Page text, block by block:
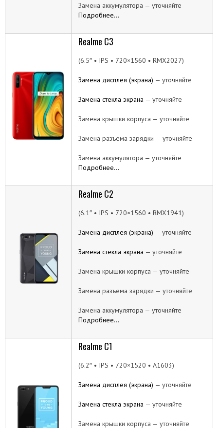
Замена аккумулятора — уточняйте
Подробнее…
Realme C3
(6.5″ • IPS • 720×1560 • RMX2027)
Замена дисплея (экрана) — уточняйте
Замена стекла экрана — уточняйте
Замена крышки корпуса — уточняйте
Замена разъема зарядки — уточняйте
Замена аккумулятора — уточняйте
Подробнее…
Realme C2
(6.1″ • IPS • 720×1560 • RMX1941)
Замена дисплея (экрана) — уточняйте
Замена стекла экрана — уточняйте
Замена крышки корпуса — уточняйте
Замена разъема зарядки — уточняйте
Замена аккумулятора — уточняйте
Подробнее…
Realme C1
(6.2″ • IPS • 720×1520 • A1603)
Замена дисплея (экрана) — уточняйте
Замена стекла экрана — уточняйте
Замена крышки корпуса — уточняйте